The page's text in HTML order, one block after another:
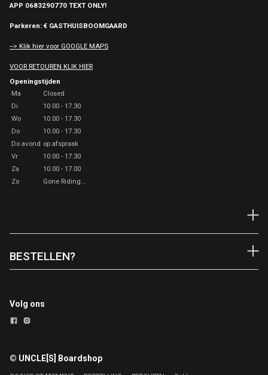
APP 0683290770 TEXT ONLY!
Parkeren: € GASTHUISBOOMGAARD
--> Klik hier voor GOOGLE MAPS
VOOR RETOUREN KLIK HIER
Openingstijden
Ma
Closed
Di
10.00 - 17.30
Wo
10.00 - 17.30
Do
10.00 - 17.30
Do avond op afspraak
Vr
10.00 - 17.30
Za
10.00 - 17.00
Zo
Gone Riding...
BESTELLEN?
Volg ons
© UNCLE[S] Boardshop